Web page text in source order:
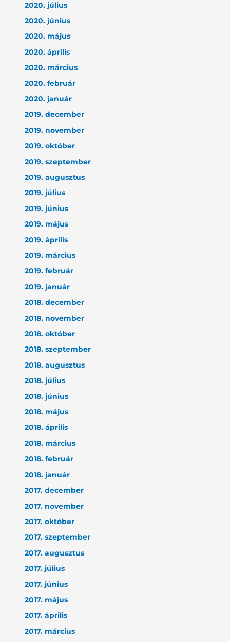
2020. július
2020. június
2020. május
2020. április
2020. március
2020. február
2020. január
2019. december
2019. november
2019. október
2019. szeptember
2019. augusztus
2019. július
2019. június
2019. május
2019. április
2019. március
2019. február
2019. január
2018. december
2018. november
2018. október
2018. szeptember
2018. augusztus
2018. július
2018. június
2018. május
2018. április
2018. március
2018. február
2018. január
2017. december
2017. november
2017. október
2017. szeptember
2017. augusztus
2017. július
2017. június
2017. május
2017. április
2017. március